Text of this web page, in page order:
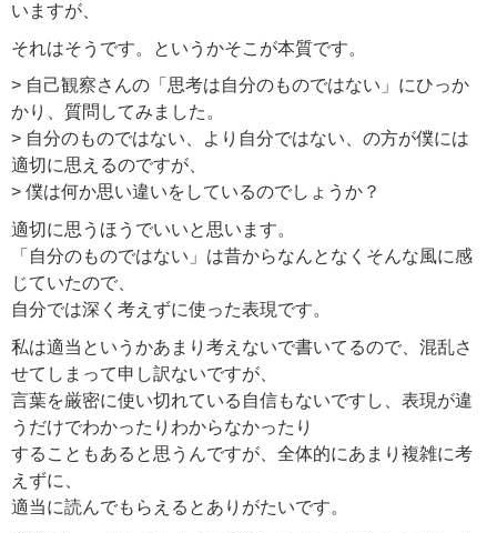
いますが、
それはそうです。というかそこが本質です。
> 自己観察さんの「思考は自分のものではない」にひっか
かり、質問してみました。
> 自分のものではない、より自分ではない、の方が僕には
適切に思えるのですが、
> 僕は何か思い違いをしているのでしょうか？
適切に思うほうでいいと思います。
「自分のものではない」は昔からなんとなくそんな風に感
じていたので、
自分では深く考えずに使った表現です。
私は適当というかあまり考えないで書いてるので、混乱さ
せてしまって申し訳ないですが、
言葉を厳密に使い切れている自信もないですし、表現が違
うだけでわかったりわからなかったり
することもあると思うんですが、全体的にあまり複雑に考
えずに、
適当に読んでもらえるとありがたいです。